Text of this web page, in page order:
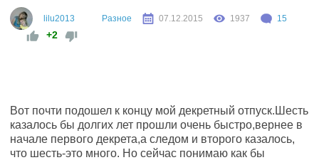
lilu2013 Разное 07.12.2015 1937 15
+2
Вот почти подошел к концу мой декретный отпуск.Шесть
казалось бы долгих лет прошли очень быстро,вернее в
начале первого декрета,а следом и второго казалось,
что шесть-это много. Но сейчас понимаю как бы